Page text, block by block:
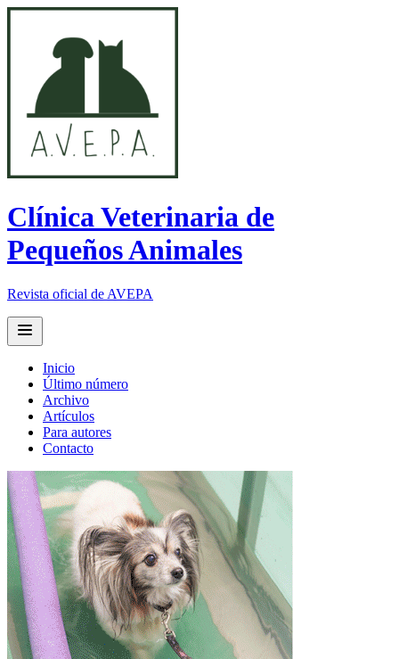
Clínica Veterinaria de
Pequeños Animales
Revista oficial de AVEPA
Open main menu
Inicio
Último número
Archivo
Artículos
Para autores
Contacto